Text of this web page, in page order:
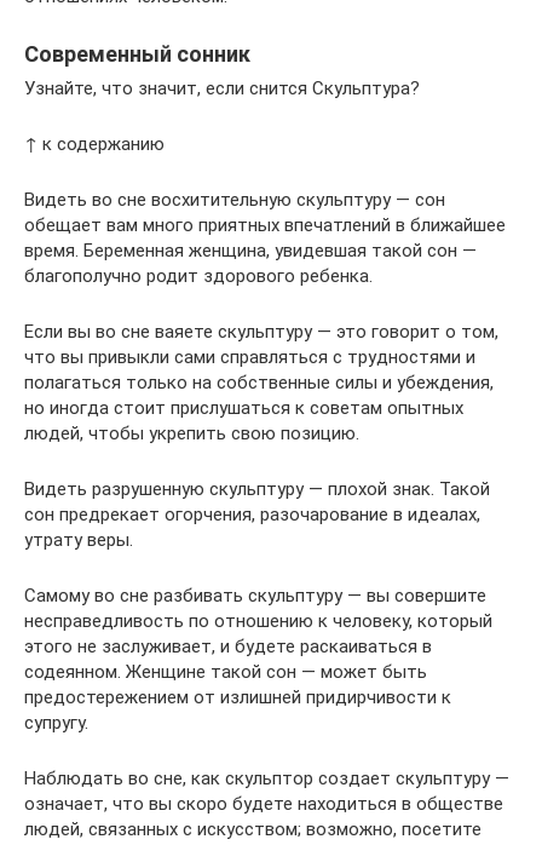
Современный сонник
Узнайте, что значит, если снится Скульптура?
↑ к содержанию
Видеть во сне восхитительную скульптуру — сон
обещает вам много приятных впечатлений в ближайшее
время. Беременная женщина, увидевшая такой сон —
благополучно родит здорового ребенка.
Если вы во сне ваяете скульптуру — это говорит о том,
что вы привыкли сами справляться с трудностями и
полагаться только на собственные силы и убеждения,
но иногда стоит прислушаться к советам опытных
людей, чтобы укрепить свою позицию.
Видеть разрушенную скульптуру — плохой знак. Такой
сон предрекает огорчения, разочарование в идеалах,
утрату веры.
Самому во сне разбивать скульптуру — вы совершите
несправедливость по отношению к человеку, который
этого не заслуживает, и будете раскаиваться в
содеянном. Женщине такой сон — может быть
предостережением от излишней придирчивости к
супругу.
Наблюдать во сне, как скульптор создает скульптуру —
означает, что вы скоро будете находиться в обществе
людей, связанных с искусством; возможно, посетите